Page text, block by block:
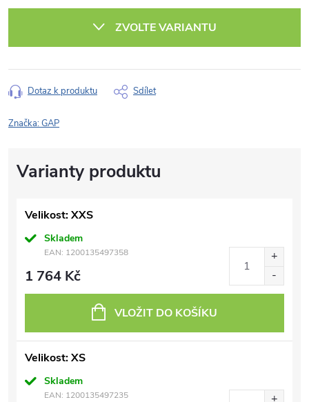
ZVOLTE VARIANTU
Dotaz k produktu Sdílet
Značka:GAP
Velikost: XXS
Skladem
EAN: 1200135497358
1 764 Kč
VLOŽIT DO KOŠÍKU
Velikost: XS
Skladem
EAN: 1200135497235